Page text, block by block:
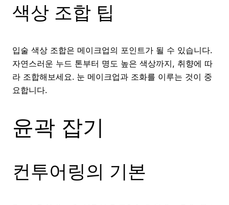
색상 조합 팁
입술 색상 조합은 메이크업의 포인트가 될 수 있습니다.
자연스러운 누드 톤부터 명도 높은 색상까지, 취향에 따
라 조합해보세요. 눈 메이크업과 조화를 이루는 것이 중
요합니다.
윤곽 잡기
컨투어링의 기본